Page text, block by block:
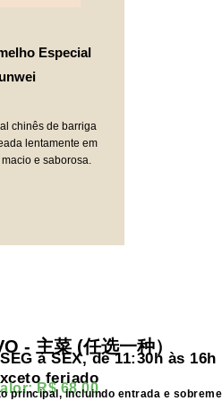
Especial
chinês de barriga
lentamente em
e saborosa.
- 主菜 (任选一种）
à SEX, de 11:30h às 16h
feriado
R$ 68,00
principal, incluindo entrada e